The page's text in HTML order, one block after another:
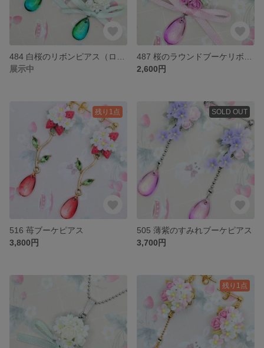
展示中
2,600円
残り1点
516 苺ブーケピアス
3,800円
SOLD OUT
505 薄紫のすみれブーケピアス
3,700円
残り1点